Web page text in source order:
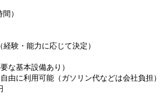
）
験・能力に応じて決定）
な基本設備あり）
由に利用可能（ガソリン代などは会社負担）